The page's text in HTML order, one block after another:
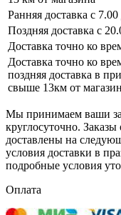
Ранняя доставка с
Поздняя доставка с
Доставка точно ко
Доставка точно ко
поздняя доставка в
свыше 13км от
Мы принимаем ваши
круглосуточно.
доставлены на
условия доставки в
подробные условия
Оплата